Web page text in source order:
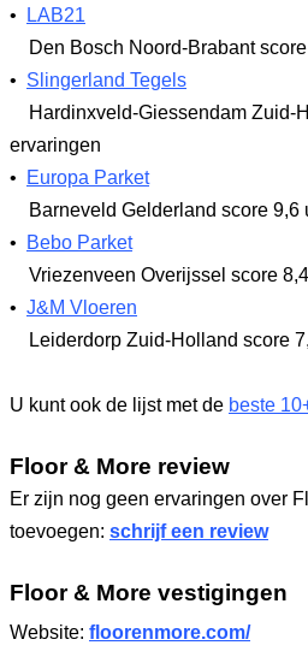
•
LAB21
Den Bosch Noord-Brabant
• Slingerland Tegels
Hardinxveld-Giessendam Zuid-
ervaringen
•
Europa Parket
Barneveld Gelderland score 9,6
•
Bebo Parket
Vriezenveen Overijssel score 8,4
• J&M Vloeren
Leiderdorp Zuid-Holland score
U kunt ook de lijst met de beste
Floor & More review
Er zijn nog geen ervaringen over
toevoegen: schrijf een review
Floor & More vestigingen
Website: floorenmore.com/